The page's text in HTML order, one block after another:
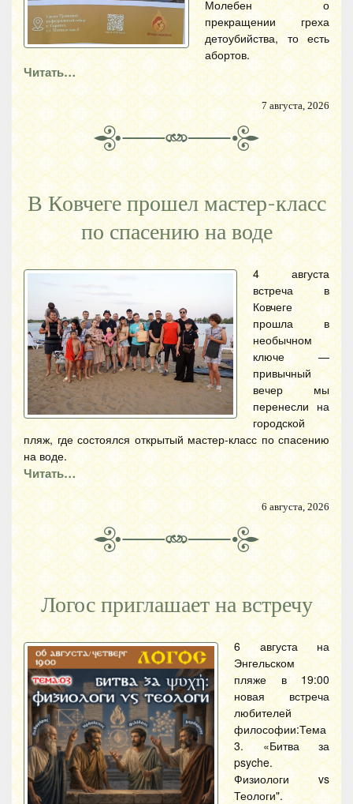
Молебен о
прекращении греха
детоубийства, то есть
абортов.
Читать…
7 августа, 2026
В Ковчеге прошел мастер-класс
по спасению на воде
4 августа
встреча в
Ковчеге
прошла в
необычном
ключе —
привычный
вечер мы
перенесли на
городской
пляж, где состоялся открытый мастер-класс по спасению
на воде.
Читать…
6 августа, 2026
Логос приглашает на встречу
6 августа на
Энгельском
пляже в 19:00
новая встреча
любителей
философии:Тема
3. «Битва за
psyche.
Физиологи vs
Теологи".